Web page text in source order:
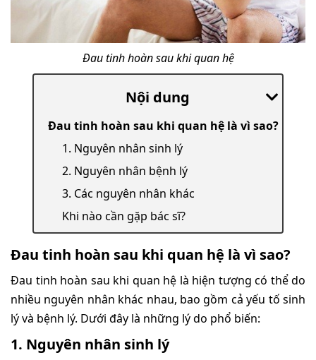
Đau tinh hoàn sau khi quan hệ
Nội dung
Đau tinh hoàn sau khi quan hệ là vì sao?
1. Nguyên nhân sinh lý
2. Nguyên nhân bệnh lý
3. Các nguyên nhân khác
Khi nào cần gặp bác sĩ?
Đau tinh hoàn sau khi quan hệ là vì sao?
Đau tinh hoàn sau khi quan hệ là hiện tượng có thể do
nhiều nguyên nhân khác nhau, bao gồm cả yếu tố sinh
lý và bệnh lý. Dưới đây là những lý do phổ biến:
1. Nguyên nhân sinh lý